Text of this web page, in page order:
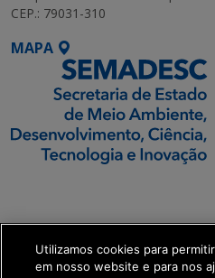
CEP.: 79031-310
MAPA
Transformação Digital
Utilizamos cookies para
em nosso website e para nos